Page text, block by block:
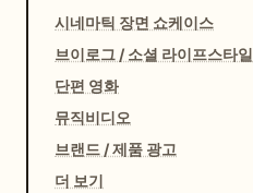
시네마틱 장면 쇼케이스
브이로그 / 소셜 라이프스타일
단편 영화
뮤직비디오
브랜드 / 제품 광고
더 보기